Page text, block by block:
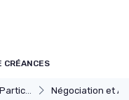
CRÉANCES
Négociation et Arrangement